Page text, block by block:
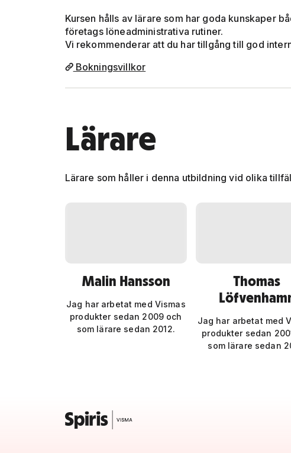
Kursen hålls av lärare som har goda kunskaper
företags löneadministrativa rutiner.
Vi rekommenderar att du har tillgång till god
Bokningsvillkor
Lärare
Lärare som håller i denna utbildning vid olika
Malin Hansson
Jag har arbetat med Vismas
produkter sedan 2009 och
som lärare sedan 2012.
Thomas
Jag har arbetat med
produkter sedan
som lärare sedan